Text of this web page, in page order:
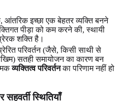
आंतरिक इच्छा एक बेहतर व्यक्ति बनने
पीड़ा को कम करने की, स्थायी
शक्ति है।
परिवर्तन (जैसे, किसी साथी से
सतही समायोजन का कारण बन
व्यक्तित्व परिवर्तनका परिणाम नहीं हो
स्थितियाँ